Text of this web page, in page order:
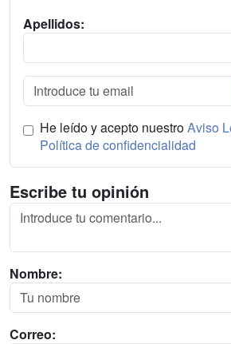
Apellidos:
He leído y acepto nuestroAviso
Política de confidencialidad
Escribe tu opinión
Nombre:
Correo: